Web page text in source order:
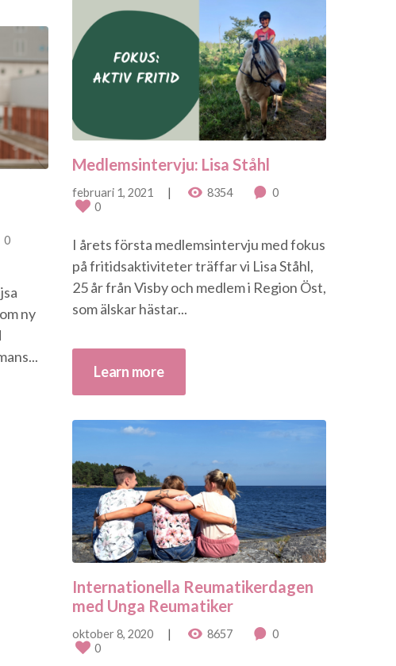
Medlemsintervju: Lisa Ståhl
februari 1, 2021 8354
0
0
I årets första medlemsintervju med fokus
på fritidsaktiviteter träffar vi Lisa Ståhl,
25 år från Visby och medlem i Region Öst,
som älskar hästar...
Learn more
0
ny
Internationella Reumatikerdagen
med Unga Reumatiker
oktober 8, 2020 8657
0
0